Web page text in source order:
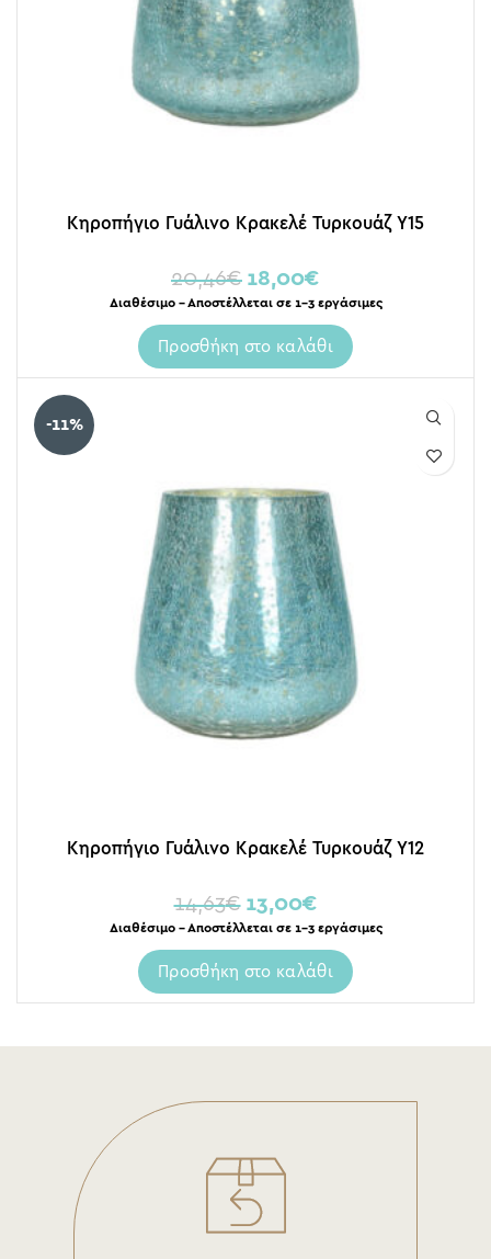
Κηροπήγιο Γυάλινο Κρακελέ Τυρκουάζ Υ15
20,46€ 18,00€
Διαθέσιμο – Αποστέλλεται σε 1-3 εργάσιμες
Προσθήκη στο καλάθι
-11%
Κηροπήγιο Γυάλινο Κρακελέ Τυρκουάζ Υ12
14,63€ 13,00€
Διαθέσιμο – Αποστέλλεται σε 1-3 εργάσιμες
Προσθήκη στο καλάθι